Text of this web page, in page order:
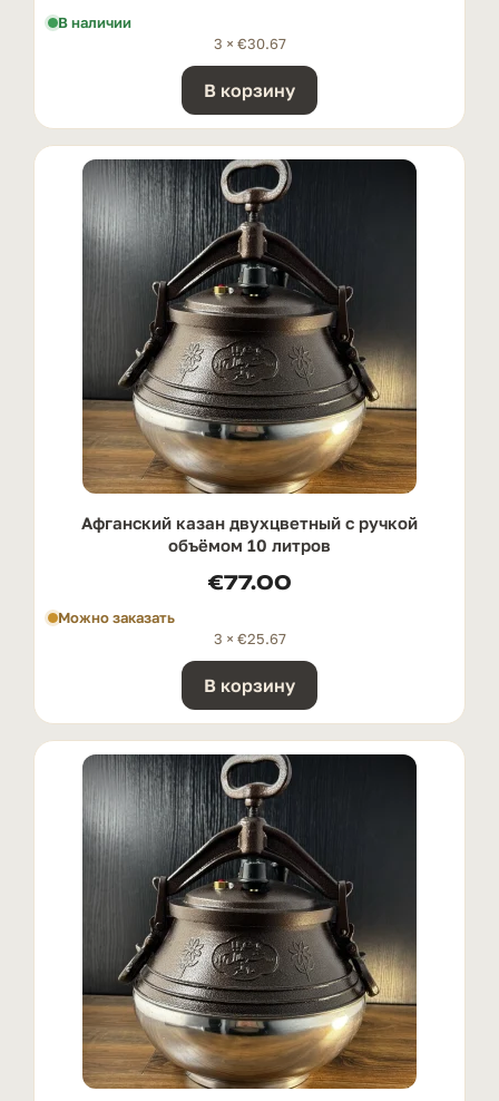
В наличии
3 × €30.67
В корзину
Афганский казан двухцветный с ручкой
oбъёмом 10 литров
€77.00
Можно заказать
3 × €25.67
В корзину